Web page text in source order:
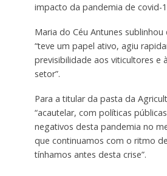
impacto da pandemia de covid-
Maria do Céu Antunes
“teve um papel ativo, agiu
previsibilidade aos viticultores e
setor”.
Para a titular da pasta da
“acautelar, com políticas
negativos desta pandemia no
que continuamos com o ritmo
tínhamos antes desta crise”.